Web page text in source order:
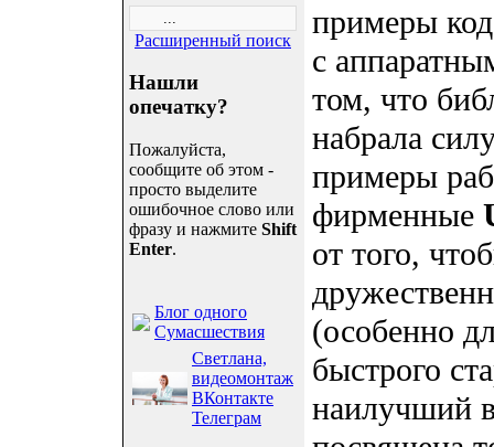
Расширенный поиск
Нашли
опечатку?
Пожалуйста,
сообщите об этом -
просто выделите
ошибочное слово или
фразу и нажмите Shift
Enter.
Блог одного
Сумасшествия
Светлана,
видеомонтаж
ВКонтакте
Телеграм
примеры
с
том, что
набрала
примеры
фирменные
от того,
(особенно
быстрого
наилучший